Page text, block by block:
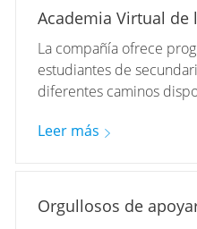
Academia Virtual de
La compañía ofrece
estudiantes de
diferentes caminos
Leer más
Orgullosos de